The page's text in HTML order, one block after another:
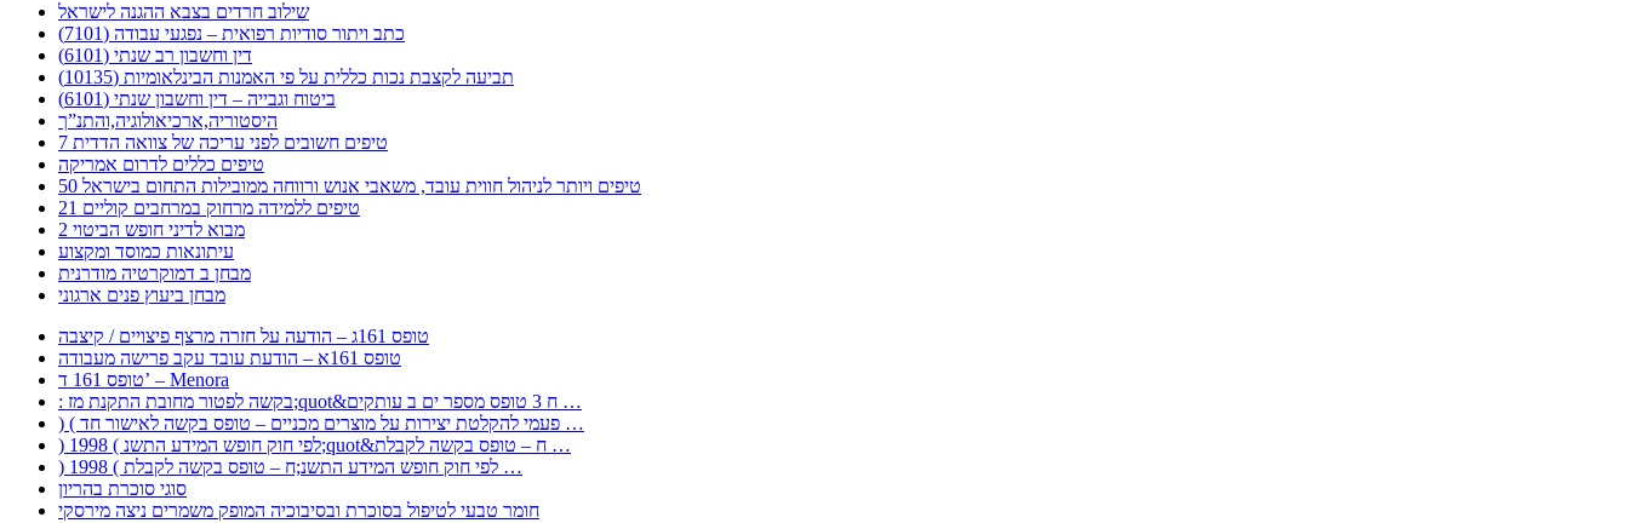
שילוב חרדים בצבא ההגנה לישראל
כתב ויתור סודיות רפואית – נפגעי עבודה (7101)
דין וחשבון רב שנתי (6101)
תביעה לקצבת נכות כללית על פי האמנות הבינלאומיות (10135)
ביטוח וגבייה – דין וחשבון שנתי (6101)
היסטוריה,ארכיאולוגיה,והתנ”ך
7 טיפים חשובים לפני עריכה של צוואה הדדית
טיפים כללים לדרום אמריקה
50 טיפים ויותר לניהול חווית עובד, משאבי אנוש ורווחה ממובילות התחום בישראל
21 טיפים ללמידה מרחוק במרחבים קוליים
מבוא לדיני חופש הביטוי 2
עיתונאות כמוסד ומקצוע
מבחן ב דמוקרטיה מודרנית
מבחן ביעוץ פנים ארגוני
טופס 161ג – הודעה על חזרה מרצף פיצויים / קיצבה
טופס 161א – הודעת עובד עקב פרישה מעבודה
טופס 161 ד’ – Menora
: בקשה לפטור מחובת התקנת מז;quot&ח 3 טופס מספר ים ב עותקים …
) ( פעמי להקלטת יצירות על מוצרים מכניים – טופס בקשה לאישור חד …
) 1998 ( לפי חוק חופש המידע התשנ;quot&ח – טופס בקשה לקבלת …
) 1998 ( לפי חוק חופש המידע התשנ;ח – טופס בקשה לקבלת …
סוגי סוכרת בהריון
חומר טבעי לטיפול בסוכרת ובסיבוכיה המופק משמרים ניצה מירסקי